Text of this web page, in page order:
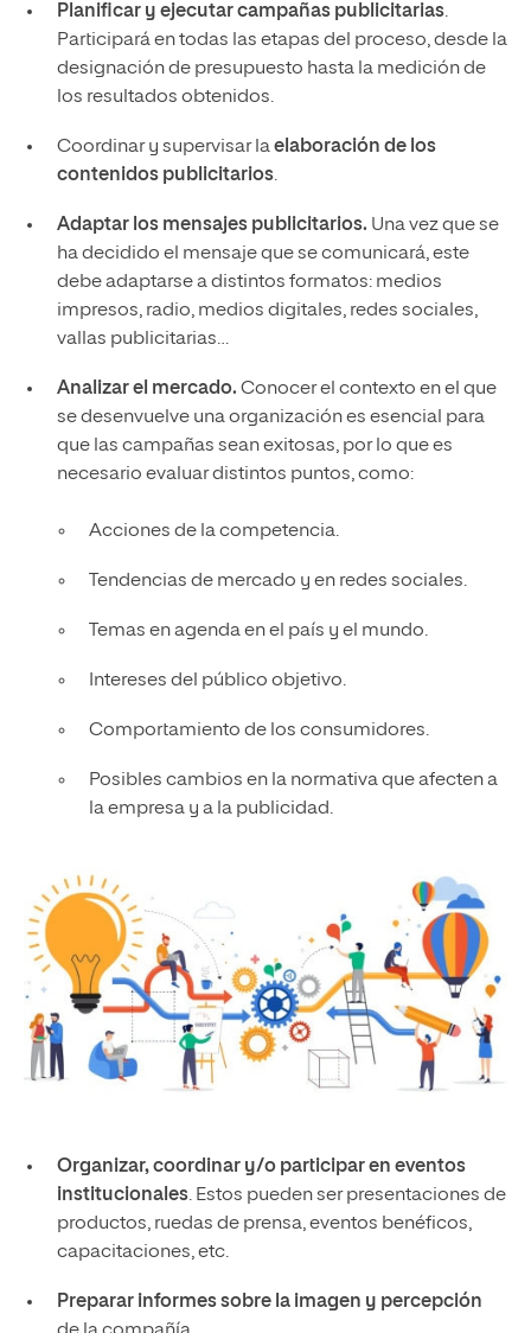
Planificar y ejecutar campañas publicitarias.
Participará en todas las etapas del proceso, desde la
designación de presupuesto hasta la medición de
los resultados obtenidos.
Coordinar y supervisar laelaboración de los
contenidos publicitarios.
Adaptar los mensajes publicitarios. Una vez que se
ha decidido el mensaje que se comunicará, este
debe adaptarse a distintos formatos: medios
impresos, radio, medios digitales, redes sociales,
vallas publicitarias…
Analizar el mercado. Conocer el contexto en el que
se desenvuelve una organización es esencial para
que las campañas sean exitosas, por lo que es
necesario evaluar distintos puntos, como:
Acciones de la competencia.
Tendencias de mercado y en redes sociales.
Temas en agenda en el país y el mundo.
Intereses del público objetivo.
Comportamiento de los consumidores.
Posibles cambios en la normativa que afecten a
la empresa y a la publicidad.
Organizar, coordinar y/o participar en eventos
institucionales. Estos pueden ser presentaciones de
productos, ruedas de prensa, eventos benéficos,
capacitaciones, etc.
Preparar informes sobre la imagen y percepción